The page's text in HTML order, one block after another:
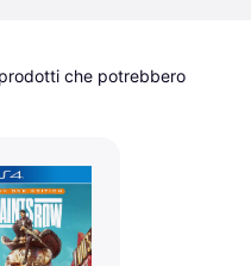
che potrebbero